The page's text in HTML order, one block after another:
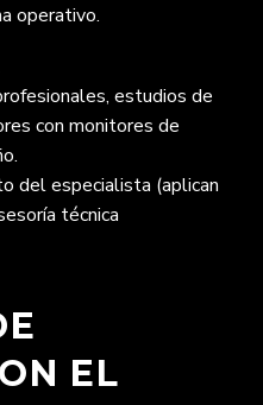
operativo.
estudios de
con monitores de
del especialista (aplican
técnica
EL